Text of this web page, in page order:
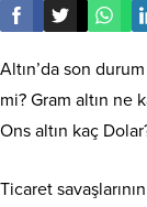
Altın’da son
mi? Gram altın ne
Ons altın kaç
Ticaret